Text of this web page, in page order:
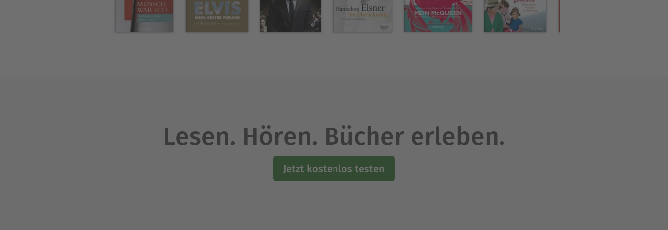
wurde er mit der Thomas-Nast-Gastprofessur ausgezeichnet. Wenn er nicht gerade on tour ist, lebt er in
München.
Lesen. Hören. Bücher erleben.
Jetzt kostenlos testen